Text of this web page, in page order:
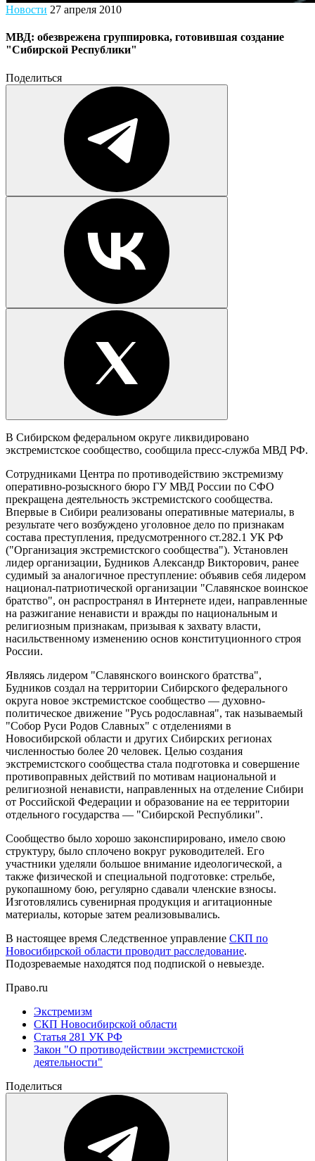
Новости 27 апреля 2010
МВД: обезврежена группировка, готовившая создание
"Сибирской Республики"
Поделиться
В Сибирском федеральном округе ликвидировано
экстремистское сообщество, сообщила пресс-служба МВД РФ.
Сотрудниками Центра по противодействию экстремизму
оперативно-розыскного бюро ГУ МВД России по СФО
прекращена деятельность экстремистского сообщества.
Впервые в Сибири реализованы оперативные материалы, в
результате чего возбуждено уголовное дело по признакам
состава преступления, предусмотренного ст.282.1 УК РФ
("Организация экстремистского сообщества"). Установлен
лидер организации, Будников Александр Викторович, ранее
судимый за аналогичное преступление: объявив себя лидером
национал-патриотической организации "Славянское воинское
братство", он распространял в Интернете идеи, направленные
на разжигание ненависти и вражды по национальным и
религиозным признакам, призывая к захвату власти,
насильственному изменению основ конституционного строя
России.
Являясь лидером "Славянского воинского братства",
Будников создал на территории Сибирского федерального
округа новое экстремистское сообщество — духовно-
политическое движение "Русь родославная", так называемый
"Собор Руси Родов Славных" с отделениями в
Новосибирской области и других Сибирских регионах
численностью более 20 человек. Целью создания
экстремистского сообщества стала подготовка и совершение
противоправных действий по мотивам национальной и
религиозной ненависти, направленных на отделение Сибири
от Российской Федерации и образование на ее территории
отдельного государства — "Сибирской Республики".
Сообщество было хорошо законспирировано, имело свою
структуру, было сплочено вокруг руководителей. Его
участники уделяли большое внимание идеологической, а
также физической и специальной подготовке: стрельбе,
рукопашному бою, регулярно сдавали членские взносы.
Изготовлялись сувенирная продукция и агитационные
материалы, которые затем реализовывались.
В настоящее время Следственное управление СКП по
Новосибирской области проводит расследование.
Подозреваемые находятся под подпиской о невыезде.
Право.ru
Экстремизм
СКП Новосибирской области
Статья 281 УК РФ
Закон "О противодействии экстремистской
деятельности"
Поделиться